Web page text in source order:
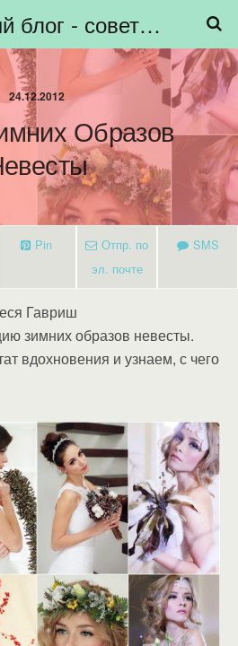
Свадебный блог - советы невестам, подготовка к свадьбе - HiBride
24.12.2012
Образов
Pin
Отпр. по
эл. почте
SMS
Гавриш
зимних образов невесты.
вдохновения и узнаем, с чего